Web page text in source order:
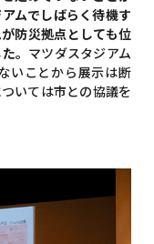
ムでしばらく待機す
防災拠点としても位
。 マツダスタジアム
いことから展示は断
いては市との協議を